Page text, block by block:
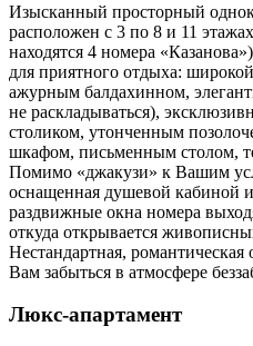
Изысканный просторный
расположен с 3 по 8 и 11
находятся 4 номера
для приятного отдыха:
ажурным балдахинном,
не раскладываться),
столиком, утонченным
шкафом, письменным столом,
Помимо «джакузи» к Вашим
оснащенная душевой кабиной
раздвижные окна номера
откуда открывается
Нестандартная, романтическая
Вам забыться в атмосфере
Люкс-апартамент